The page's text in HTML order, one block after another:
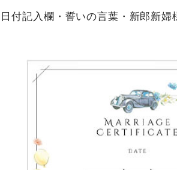
日付記入欄・誓いの言葉・新郎新